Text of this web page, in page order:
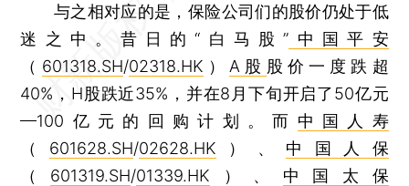
与之相对应的是，保险公司们的股价仍处于低
迷之中。昔日的“白马股” 中国平安
（ 601318.SH/02318.HK ） A股 股价一度跌超
40%，H股跌近35%，并在8月下旬开启了50亿元
—100亿元的回购计划。而 中国人寿
（ 601628.SH/02628.HK ）、 中国人保
（ 601319.SH/01339.HK ）、 中国太保